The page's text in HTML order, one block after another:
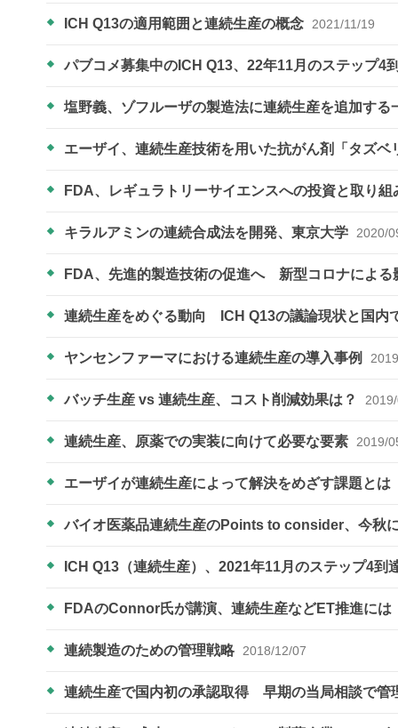
ICH Q13の適用範囲と連続生産の概念 2021/11/19
パブコメ募集中のICH Q13、22年11月のステップ4
塩野義、ゾフルーザの製造法に連続生産を追加す
エーザイ、連続生産技術を用いた抗がん剤「タズ
FDA、レギュラトリーサイエンスへの投資と取り
キラルアミンの連続合成法を開発、東京大学 2020/
FDA、先進的製造技術の促進へ 新型コロナによる
連続生産をめぐる動向 ICH Q13の議論現状と国内
ヤンセンファーマにおける連続生産の導入事例
バッチ生産 vs 連続生産、コスト削減効果は？
連続生産、原薬での実装に向けて必要な要素 2019/
エーザイが連続生産によって解決をめざす課題とは
バイオ医薬品連続生産のPoints to consider、今秋
ICH Q13（連続生産）、2021年11月のステップ4到
FDAのConnor氏が講演、連続生産などET推進に
連続製造のための管理戦略 2018/12/07
連続生産で国内初の承認取得 早期の当局相談で管